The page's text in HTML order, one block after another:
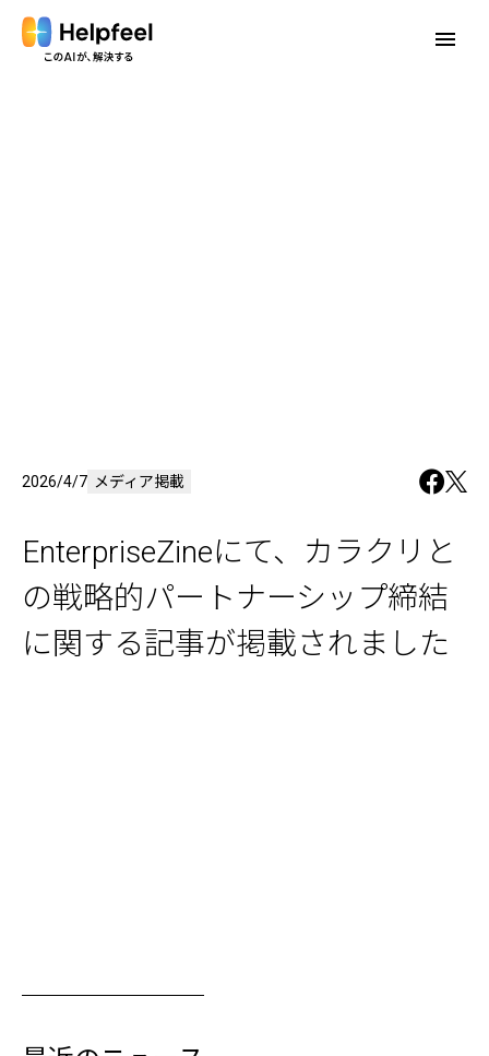
menu
2026/4/7 メディア掲載
EnterpriseZineにて、カラクリと
の戦略的パートナーシップ締結
に関する記事が掲載されました